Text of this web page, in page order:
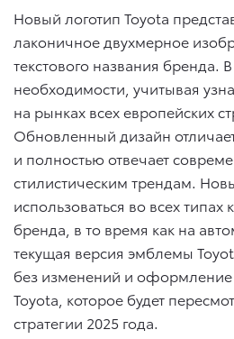
Новый логотип Toyota
лаконичное двухмерное
текстового названия бренда.
необходимости, учитывая
на рынках всех европейских
Обновленный дизайн
и полностью отвечает
стилистическим трендам.
использоваться во всех
бренда, в то время как на
текущая версия эмблемы
без изменений и оформление
Toyota, которое будет
стратегии 2025 года.